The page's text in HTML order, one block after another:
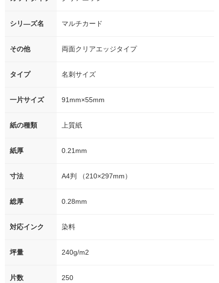
シリ―ズ名 マルチカード
その他 両面クリアエッジタイプ
タイプ 名刺サイズ
一片サイズ 91mm×55mm
紙の種類 上質紙
紙厚 0.21mm
寸法 A4判 （210×297mm）
総厚 0.28mm
対応インク 染料
坪量 240g/m2
片数 250